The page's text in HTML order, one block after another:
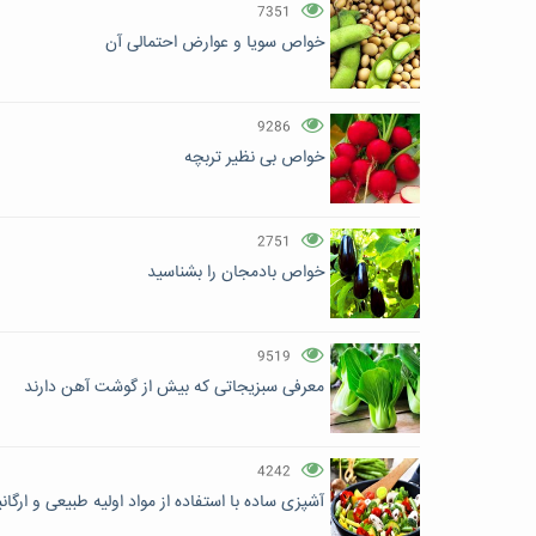
7351
خواص سویا و عوارض احتمالی آن
9286
خواص بی نظیر تربچه
2751
خواص بادمجان را بشناسید
9519
معرفی سبزیجاتی که بیش از گوشت آهن دارند
4242
آشپزی ساده با استفاده از مواد اولیه طبیعی و